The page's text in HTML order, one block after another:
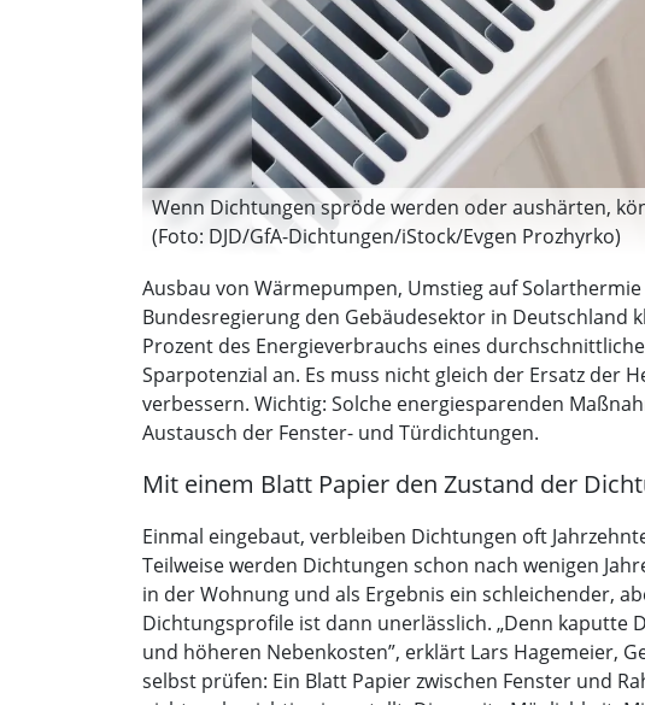
Wenn Dichtungen spröde werden oder aushärten,
(Foto: DJD/GfA-Dichtungen/iStock/Evgen Prozhyrko)
Ausbau von Wärmepumpen, Umstieg auf
Bundesregierung den Gebäudesektor in Deutschland
Prozent des Energieverbrauchs eines
Sparpotenzial an. Es muss nicht gleich der Ersatz der
verbessern. Wichtig: Solche energiesparenden
Austausch der Fenster- und Türdichtungen.
Mit einem Blatt Papier den Zustand der
Einmal eingebaut, verbleiben Dichtungen oft
Teilweise werden Dichtungen schon nach wenigen
in der Wohnung und als Ergebnis ein schleichender,
Dichtungsprofile ist dann unerlässlich. „Denn kaputte
und höheren Nebenkosten”, erklärt Lars Hagemeier,
selbst prüfen: Ein Blatt Papier zwischen Fenster und